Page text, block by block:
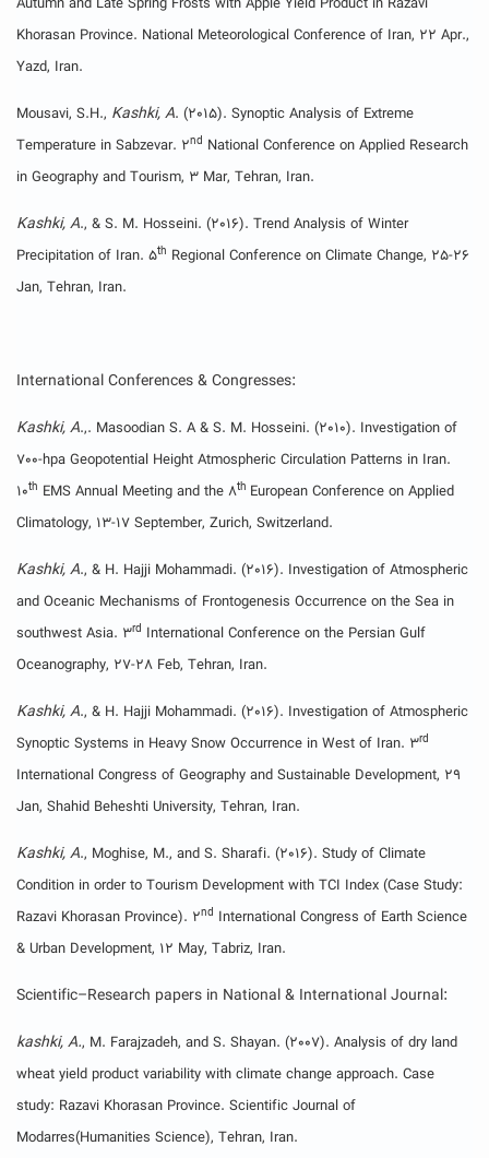
Autumn and Late Spring Frosts with Apple Yield Product in Razavi
Khorasan Province. National Meteorological Conference of Iran, 22 Apr.,
Yazd, Iran.
Mousavi, S.H., Kashki, A. (2015). Synoptic Analysis of Extreme
Temperature in Sabzevar. 2nd National Conference on Applied Research
in Geography and Tourism, 3 Mar, Tehran, Iran.
Kashki, A., & S. M. Hosseini. (2016). Trend Analysis of Winter
Precipitation of Iran. 5th Regional Conference on Climate Change, 25-26
Jan, Tehran, Iran.
International Conferences & Congresses:
Kashki, A.,. Masoodian S. A & S. M. Hosseini. (2010). Investigation of
700-hpa Geopotential Height Atmospheric Circulation Patterns in Iran.
10th EMS Annual Meeting and the 8th European Conference on Applied
Climatology, 13-17 September, Zurich, Switzerland.
Kashki, A., & H. Hajji Mohammadi. (2016). Investigation of Atmospheric
and Oceanic Mechanisms of Frontogenesis Occurrence on the Sea in
southwest Asia. 3rd International Conference on the Persian Gulf
Oceanography, 27-28 Feb, Tehran, Iran.
Kashki, A., & H. Hajji Mohammadi. (2016). Investigation of Atmospheric
Synoptic Systems in Heavy Snow Occurrence in West of Iran. 3rd
International Congress of Geography and Sustainable Development, 29
Jan, Shahid Beheshti University, Tehran, Iran.
Kashki, A., Moghise, M., and S. Sharafi. (2016). Study of Climate
Condition in order to Tourism Development with TCI Index (Case Study:
Razavi Khorasan Province). 2nd International Congress of Earth Science
& Urban Development, 12 May, Tabriz, Iran.
Scientific–Research papers in National & International Journal:
kashki, A., M. Farajzadeh, and S. Shayan. (2007). Analysis of dry land
wheat yield product variability with climate change approach. Case
study: Razavi Khorasan Province. Scientific Journal of
Modarres(Humanities Science), Tehran, Iran.